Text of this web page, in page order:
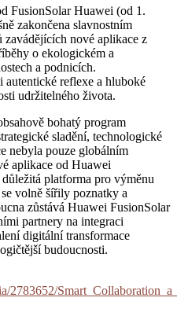
FusionSolar Huawei (od 1.
zakončena slavnostním
nové aplikace z
o ekologickém a
a podnicích.
reflexe a hluboké
udržitelného života.
bohatý program
sladění, technologické
nebyla pouze globálním
aplikace od Huawei
platforma pro výměnu
volně šířily poznatky a
zůstává Huawei FusionSolar
partnery na integraci
digitální transformace
budoucnosti.
2783652/